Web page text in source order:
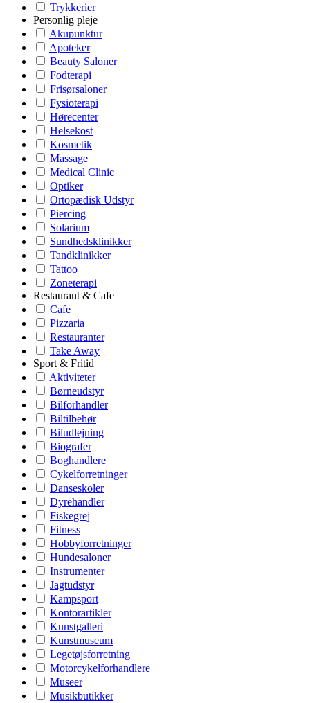
Trykkerier
Personlig pleje
Akupunktur
Apoteker
Beauty Saloner
Fodterapi
Frisørsaloner
Fysioterapi
Hørecenter
Helsekost
Kosmetik
Massage
Medical Clinic
Optiker
Ortopædisk Udstyr
Piercing
Solarium
Sundhedsklinikker
Tandklinikker
Tattoo
Zoneterapi
Restaurant & Cafe
Cafe
Pizzaria
Restauranter
Take Away
Sport & Fritid
Aktiviteter
Børneudstyr
Bilforhandler
Biltilbehør
Biludlejning
Biografer
Boghandlere
Cykelforretninger
Danseskoler
Dyrehandler
Fiskegrej
Fitness
Hobbyforretninger
Hundesaloner
Instrumenter
Jagtudstyr
Kampsport
Kontorartikler
Kunstgalleri
Kunstmuseum
Legetøjsforretning
Motorcykelforhandlere
Museer
Musikbutikker